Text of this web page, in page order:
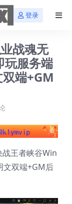
登录
战魂无
玩服务端
端+GM
王者峡谷Win
文双端+GM后